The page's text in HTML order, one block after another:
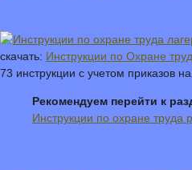
скачать: Инструкции по Охране
73 инструкции с учетом приказов
Рекомендуем перейти к
Инструкции по охране труда